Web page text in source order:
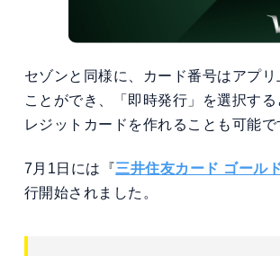
セゾンと同様に、カード番号はアプリ
ことができ、「即時発行」を選択す
レジットカードを作れることも可能で
7月1日には『三井住友カード ゴール
行開始されました。